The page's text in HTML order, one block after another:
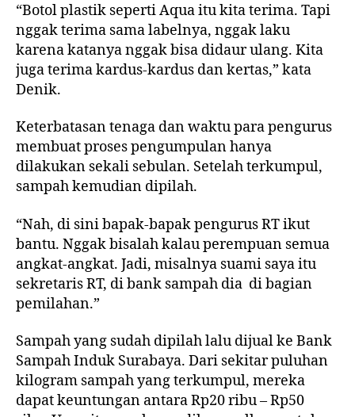
“Botol plastik seperti Aqua itu kita terima. Tapi
nggak terima sama labelnya, nggak laku
karena katanya nggak bisa didaur ulang. Kita
juga terima kardus-kardus dan kertas,” kata
Denik.
Keterbatasan tenaga dan waktu para pengurus
membuat proses pengumpulan hanya
dilakukan sekali sebulan. Setelah terkumpul,
sampah kemudian dipilah.
“Nah, di sini bapak-bapak pengurus RT ikut
bantu. Nggak bisalah kalau perempuan semua
angkat-angkat. Jadi, misalnya suami saya itu
sekretaris RT, di bank sampah dia di bagian
pemilahan.”
Sampah yang sudah dipilah lalu dijual ke Bank
Sampah Induk Surabaya. Dari sekitar puluhan
kilogram sampah yang terkumpul, mereka
dapat keuntungan antara Rp20 ribu – Rp50